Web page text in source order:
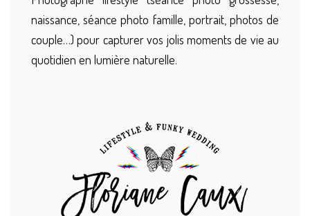
naissance, séance photo famille, portrait, photos de
couple…) pour capturer vos jolis moments de vie au
quotidien en lumière naturelle.